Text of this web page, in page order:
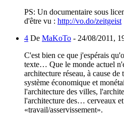
PS: Un documentaire sous
d'être vu : http://vo.do/zeitgeist
4 De MaKoTo - 24/08/2011,
C'est bien ce que j'espérais
texte… Que le monde actuel
architecture réseau, à cause
système économique et
l'architecture des villes,
l'architecture des… cerveaux
«travail/asservissement».